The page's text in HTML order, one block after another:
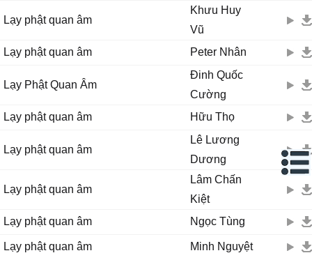
Lạy phật quan âm
Khưu Huy
Vũ
Lạy phật quan âm
Peter Nhân
Lạy Phật Quan Âm
Đinh Quốc
Cường
Lạy phật quan âm
Hữu Thọ
Lạy phật quan âm
Lê Lương
Dương
Lạy phật quan âm
Lâm Chấn
Kiệt
Lạy phật quan âm
Ngọc Tùng
Lạy phật quan âm Minh Nguyệt